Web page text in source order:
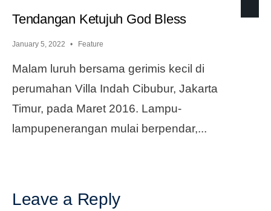
Tendangan Ketujuh God Bless
January 5, 2022 • Feature
Malam luruh bersama gerimis kecil di
perumahan Villa Indah Cibubur, Jakarta
Timur, pada Maret 2016. Lampu-
lampupenerangan mulai berpendar,...
Leave a Reply